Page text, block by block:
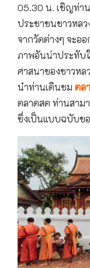
05.30 น. เชิญท่า
ประชาชนชาวหล
จากวัดต่างๆ จะอ
ภาพอันน่าประทับ
ศาสนาของชาวหล
นำท่านเดินชม ตล
ตลาดสด ท่านสาม
ซึ่งเป็นแบบฉบับขอ